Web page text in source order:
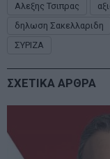
Αλεξης Τσιπρας
δηλωση Σακελλαριδη
ΣΥΡΙΖΑ
ΣΧΕΤΙΚΑ ΑΡΘΡΑ